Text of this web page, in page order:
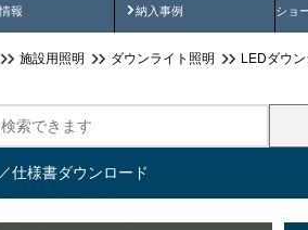
報
動画 納入事例
納入事例動画 ショ
施設用照明 ダウンライト照明 LEDダウン
仕様書ダウンロード